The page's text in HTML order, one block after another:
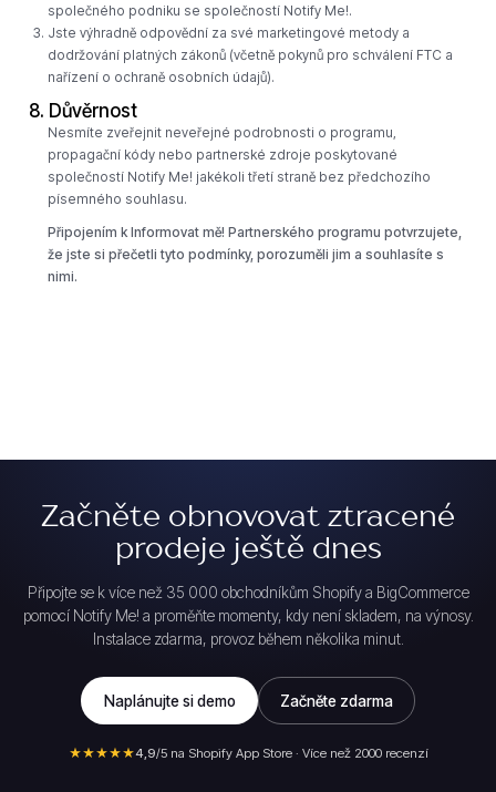
společného podniku se společností Notify Me!.
Jste výhradně odpovědní za své marketingové metody a
dodržování platných zákonů (včetně pokynů pro schválení FTC a
nařízení o ochraně osobních údajů).
8. Důvěrnost
Nesmíte zveřejnit neveřejné podrobnosti o programu,
propagační kódy nebo partnerské zdroje poskytované
společností Notify Me! jakékoli třetí straně bez předchozího
písemného souhlasu.
Připojením k Informovat mě! Partnerského programu potvrzujete,
že jste si přečetli tyto podmínky, porozuměli jim a souhlasíte s
nimi.
Začněte obnovovat ztracené
prodeje ještě dnes
Připojte se k více než 35 000 obchodníkům Shopify a BigCommerce
pomocí Notify Me! a proměňte momenty, kdy není skladem, na výnosy.
Instalace zdarma, provoz během několika minut.
Naplánujte si demo Začněte zdarma
★★★★★4,9/5 na Shopify App Store · Více než 2000 recenzí